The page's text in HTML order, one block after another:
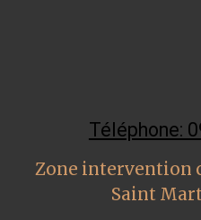
Téléphone:
Zone intervention
Saint